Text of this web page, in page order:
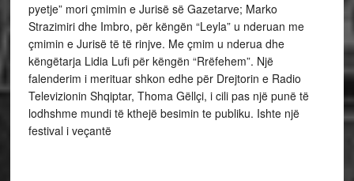
pyetje” mori çmimin e Jurisë së Gazetarve; Marko
Strazimiri dhe Imbro, për këngën “Leyla” u nderuan me
çmimin e Jurisë të të rinjve. Me çmim u nderua dhe
këngëtarja Lidia Lufi për këngën “Rrëfehem”. Një
falenderim i merituar shkon edhe për Drejtorin e Radio
Televizionin Shqiptar, Thoma Gëllçi, i cili pas një punë të
lodhshme mundi të kthejë besimin te publiku. Ishte një
festival i veçantë